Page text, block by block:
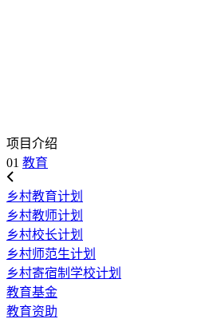
项目介绍
01 教育
乡村教育计划
乡村教师计划
乡村校长计划
乡村师范生计划
乡村寄宿制学校计划
教育基金
教育资助